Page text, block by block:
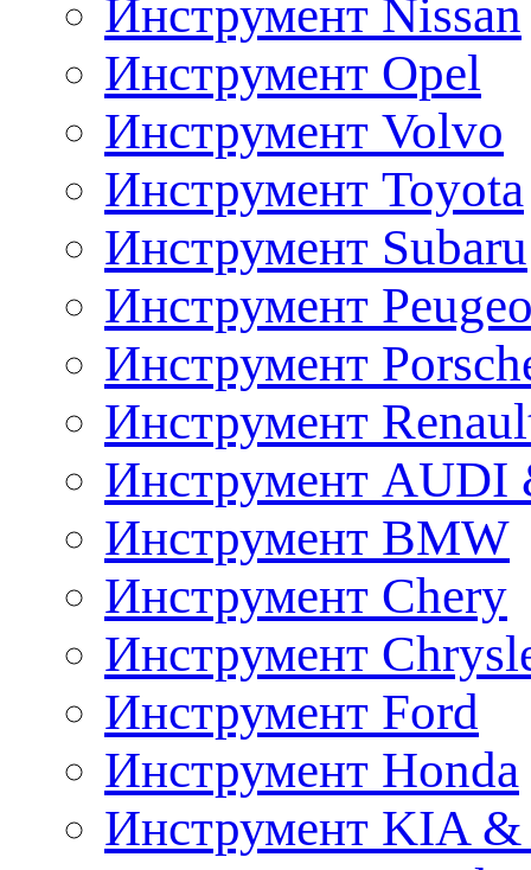
Инструмент Nissan
Инструмент Opel
Инструмент Volvo
Инструмент Toyota
Инструмент Subaru
Инструмент
Инструмент
Инструмент
Инструмент AUDI
Инструмент BMW
Инструмент Chery
Инструмент
Инструмент Ford
Инструмент Honda
Инструмент KIA